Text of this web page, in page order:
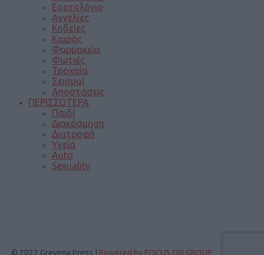
Εορτολόγιο
Αγγελίες
Κηδείες
Καιρός
Φαρμακεία
Φωτιές
Τροχαία
Σεισμοί
Αποστάσεις
ΠΕΡΙΣΣΟΤΕΡΑ
Παιδί
Διακόσμηση
Διατροφή
Υγεία
Auto
Sexuality
© 2022 Grevena Press | Powered by FOCUS ON GROUP